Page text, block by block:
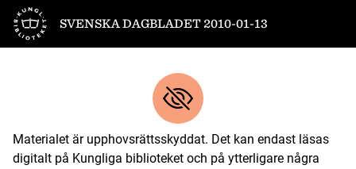
Till startsidan
SVENSKA DAGBLADET 2010-01-13
Materialet är upphovsrättsskyddat. Det kan endast läsas
digitalt på Kungliga biblioteket och på ytterligare några